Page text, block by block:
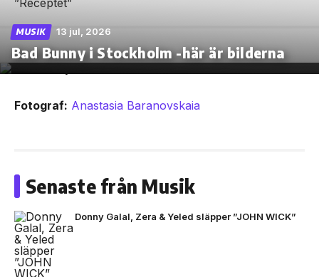
MUSIK 13 jul, 2026
Bad Bunny i Stockholm -här är bilderna
Fotograf: Anastasia Baranovskaia
Senaste från Musik
Donny Galal, Zera & Yeled släpper ”JOHN WICK”